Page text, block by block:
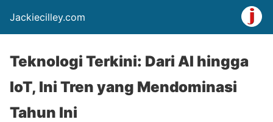
Jackiecilley.com
Teknologi Terkini: Dari AI hingga
IoT, Ini Tren yang Mendominasi
Tahun Ini